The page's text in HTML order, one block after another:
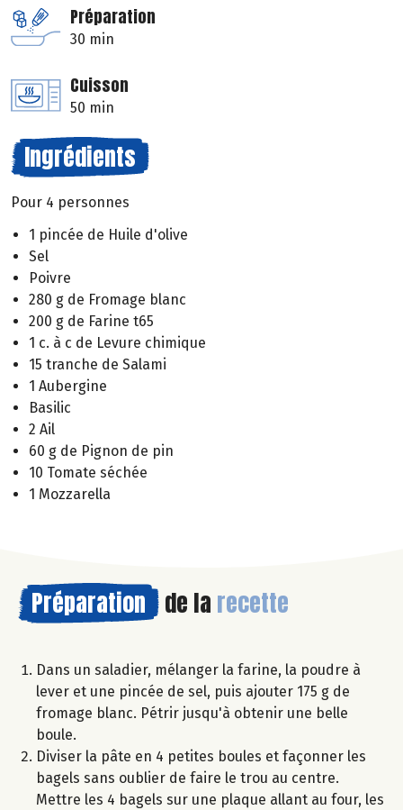
Préparation
30 min
Cuisson
50 min
Ingrédients
Pour 4 personnes
1 pincée de Huile d'olive
Sel
Poivre
280 g de Fromage blanc
200 g de Farine t65
1 c. à c de Levure chimique
15 tranche de Salami
1 Aubergine
Basilic
2 Ail
60 g de Pignon de pin
10 Tomate séchée
1 Mozzarella
Préparation de la recette
Dans un saladier, mélanger la farine, la poudre à
lever et une pincée de sel, puis ajouter 175 g de
fromage blanc. Pétrir jusqu'à obtenir une belle
boule.
Diviser la pâte en 4 petites boules et façonner les
bagels sans oublier de faire le trou au centre.
Mettre les 4 bagels sur une plaque allant au four, les